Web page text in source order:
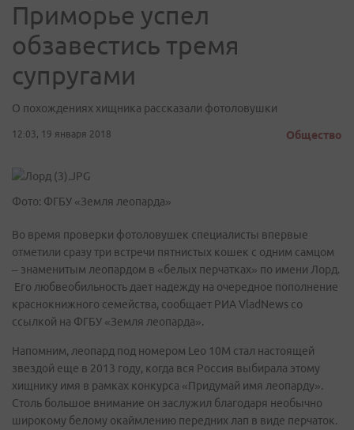
Приморье успел
обзавестись тремя
супругами
О похождениях хищника рассказали фотоловушки
12:03, 19 января 2018 Общество
Фото: ФГБУ «Земля леопарда»
Во время проверки фотоловушек специалисты впервые
отметили сразу три встречи пятнистых кошек с одним самцом
– знаменитым леопардом в «белых перчатках» по имени Лорд.
Его любвеобильность дает надежду на очередное пополнение
краснокнижного семейства, сообщает РИА VladNews со
ссылкой на ФГБУ «Земля леопарда».
Напомним, леопард под номером Leo 10M стал настоящей
звездой еще в 2013 году, когда вся Россия выбирала этому
хищнику имя в рамках конкурса «Придумай имя леопарду».
Столь большое внимание он заслужил благодаря необычно
широкому белому окаймлению передних лап в виде перчаток.